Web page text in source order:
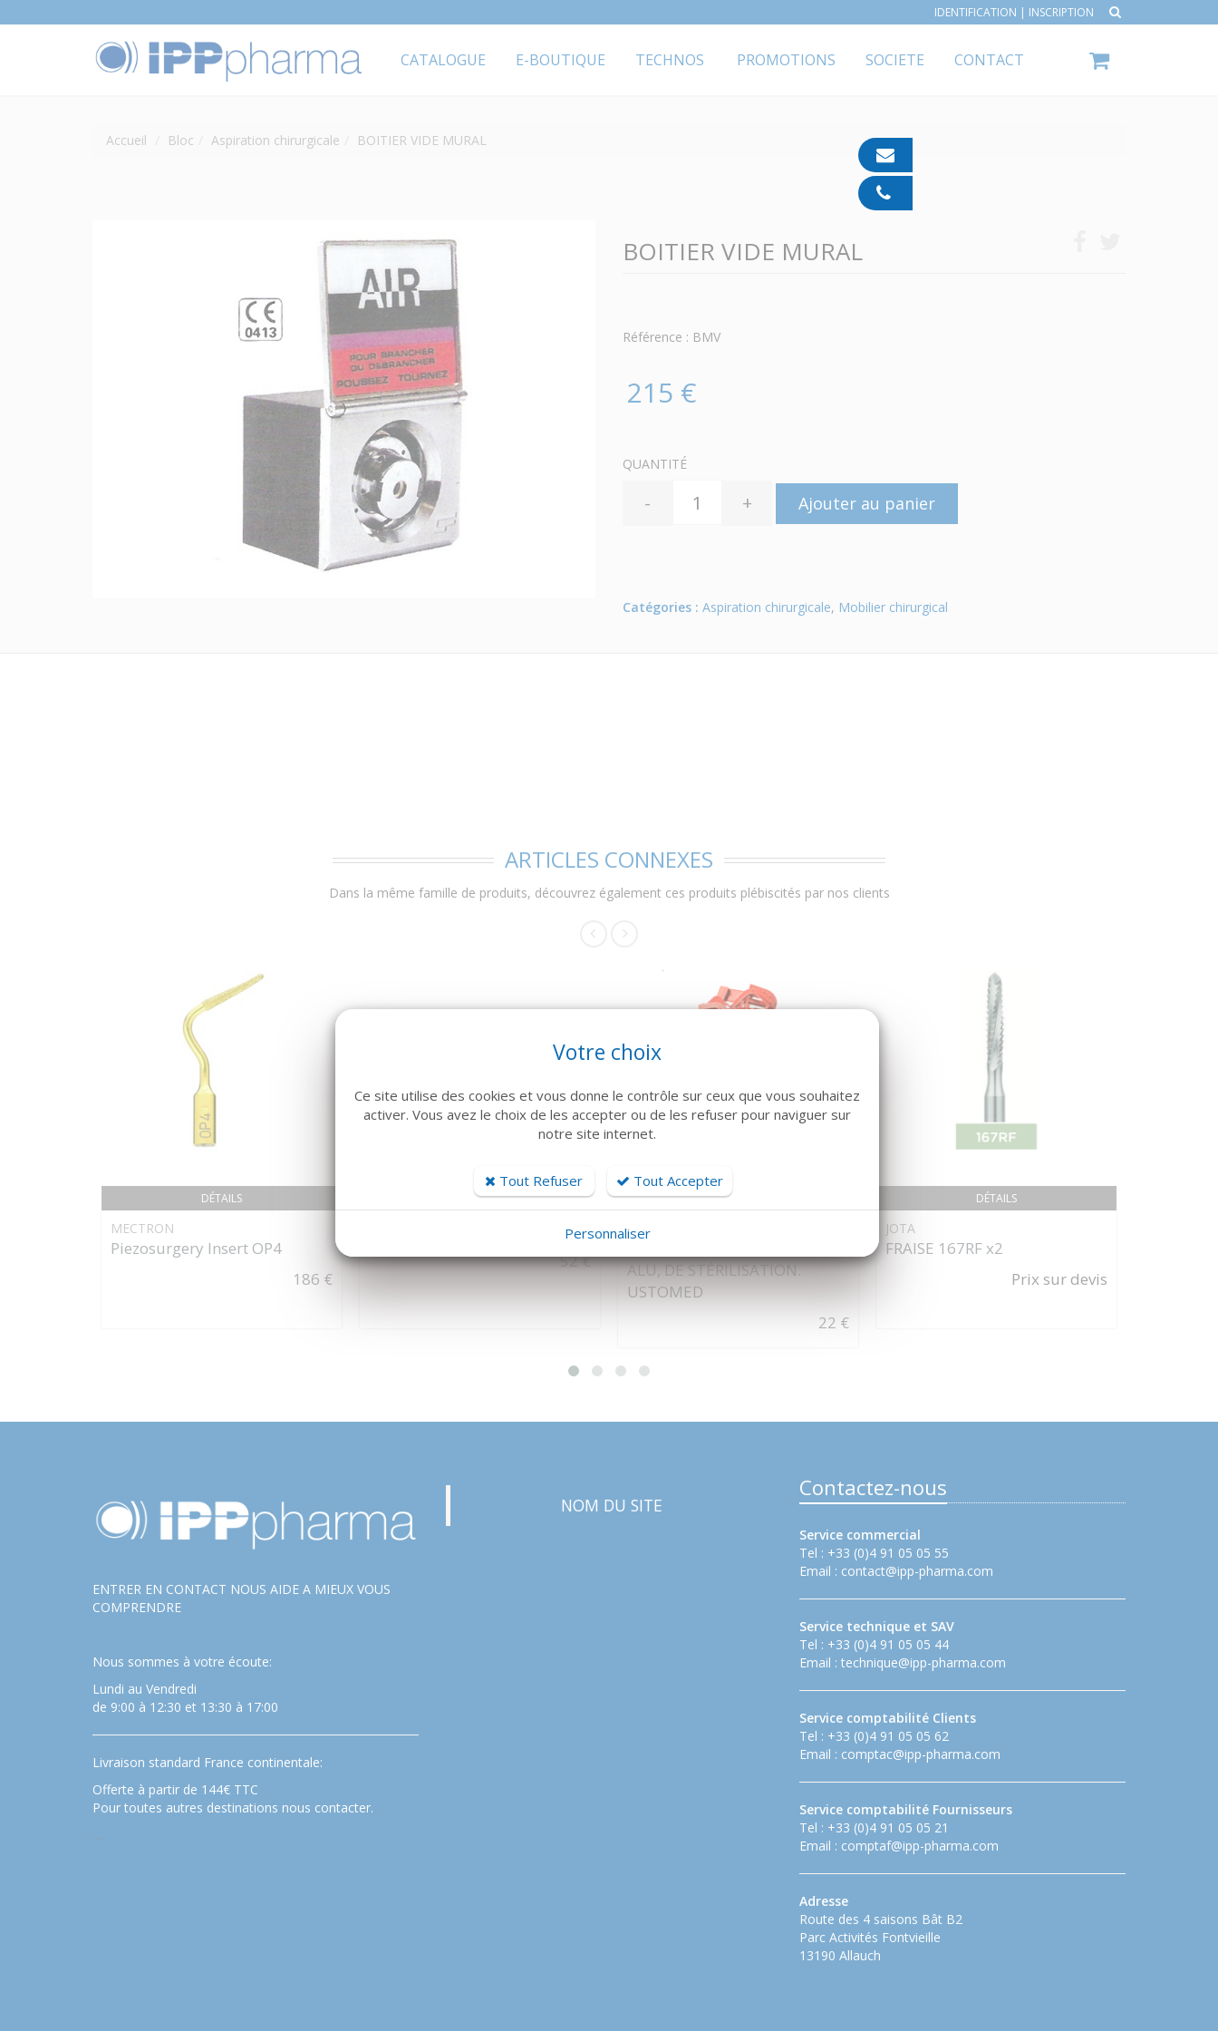
IDENTIFICATION | INSCRIPTION
CATALOGUE E-BOUTIQUE TECHNOS PROMOTIONS SOCIETE CONTACT
Accueil Bloc Aspiration chirurgicale BOITIER VIDE MURAL
BOITIER VIDE MURAL
Référence : BMV
215 €
QUANTITÉ
- + Ajouter au panier
Catégories : Aspiration chirurgicale, Mobilier chirurgical
ARTICLES CONNEXES
Dans la même famille de produits, découvrez également ces produits plébiscités par nos clients
DÉTAILS
MECTRON
Piezosurgery Insert OP4
186 €
DÉTAILS
CLOU RÉSORBABLE 3MM X 2
52 €
DÉTAILS
USTOMED
ALU, DE STÉRILISATION.
USTOMED
22 €
DÉTAILS
JOTA
FRAISE 167RF x2
Prix sur devis
ENTRER EN CONTACT NOUS AIDE A MIEUX VOUS
COMPRENDRE
Nous sommes à votre écoute:
Lundi au Vendredi
de 9:00 à 12:30 et 13:30 à 17:00
Livraison standard France continentale:
Offerte à partir de 144€ TTC
Pour toutes autres destinations nous contacter.
…
NOM DU SITE
Contactez-nous
Service commercial
Tel : +33 (0)4 91 05 05 55
Email : contact@ipp-pharma.com
Service technique et SAV
Tel : +33 (0)4 91 05 05 44
Email : technique@ipp-pharma.com
Service comptabilité Clients
Tel : +33 (0)4 91 05 05 62
Email : comptac@ipp-pharma.com
Service comptabilité Fournisseurs
Tel : +33 (0)4 91 05 05 21
Email : comptaf@ipp-pharma.com
Adresse
Route des 4 saisons Bât B2
Parc Activités Fontvieille
13190 Allauch
pharma.com
91
Votre choix
Ce site utilise des cookies et vous donne le contrôle sur ceux que vous souhaitez
activer. Vous avez le choix de les accepter ou de les refuser pour naviguer sur
notre site internet.
Tout Refuser Tout Accepter
Personnaliser